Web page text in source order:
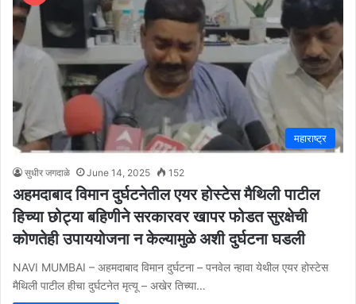
महाराष्ट्र
सुधीर जगदाळे June 14, 2025 152
अहमदाबाद विमान दुर्घटनेतील एयर होस्टेस मैथिली पाटील
हिच्या छोट्या बहिणीने सरकारवर खापर फोडत सुरक्षेची
कोणतेही उपाययोजना न केल्यामुळे अशी दुर्घटना घडली
NAVI MUMBAI – अहमदाबाद विमान दुर्घटना – पनवेल न्हावा येथील एयर होस्टेस
मैथिली पाटील हीचा दुर्घटनेत मृत्यू – अखेर तिच्या…